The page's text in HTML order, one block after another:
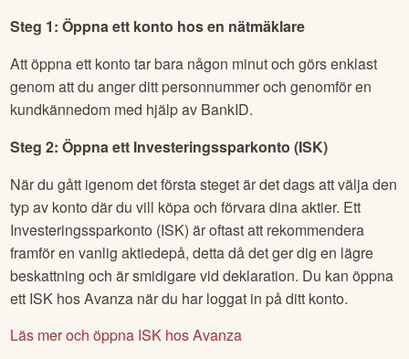
Steg 1: Öppna ett konto hos en nätmäklare
Att öppna ett konto tar bara någon minut och görs enklast
genom att du anger ditt personnummer och genomför en
kundkännedom med hjälp av BankID.
Steg 2: Öppna ett Investeringssparkonto (ISK)
När du gått igenom det första steget är det dags att välja den
typ av konto där du vill köpa och förvara dina aktier. Ett
Investeringssparkonto (ISK) är oftast att rekommendera
framför en vanlig aktiedepå, detta då det ger dig en lägre
beskattning och är smidigare vid deklaration. Du kan öppna
ett ISK hos Avanza när du har loggat in på ditt konto.
Läs mer och öppna ISK hos Avanza